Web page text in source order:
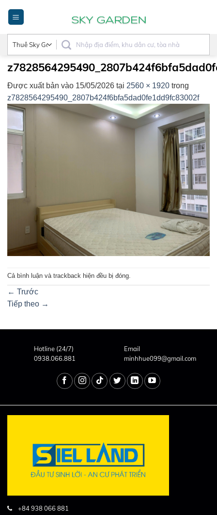
dung
Được xuất bản vào 15/05/2026 tại 2560 × 1920 trong
z7828564295490_2807b424f6bfa5dad0fe1dd9fc83002f
Cả bình luận và trackback hiện đều bị đóng.
← Trước
Tiếp theo →
Hotline (24/7)
0938.066.881
Email
minhhue099@gmail.com
+84 938 066 881